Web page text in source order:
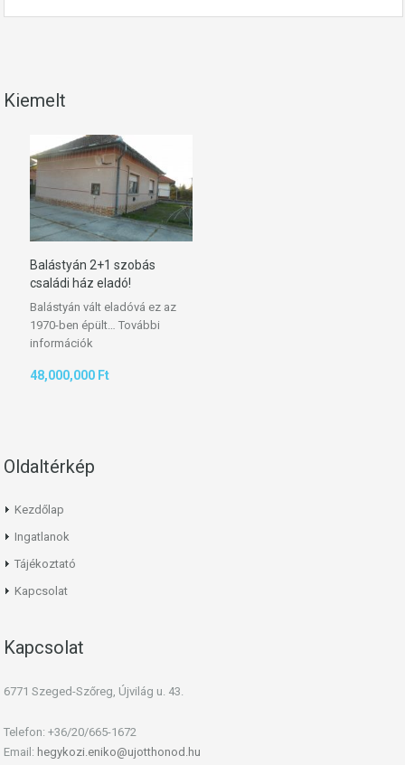
Kiemelt
Balástyán 2+1 szobás
családi ház eladó!
Balástyán vált eladóvá ez az
1970-ben épült… További
információk
48,000,000 Ft
Oldaltérkép
Kezdőlap
Ingatlanok
Tájékoztató
Kapcsolat
Kapcsolat
6771 Szeged-Szőreg, Újvilág u. 43.
Telefon: +36/20/665-1672
Email: hegykozi.eniko@ujotthonod.hu